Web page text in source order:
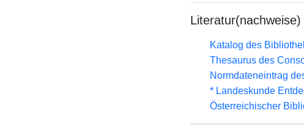
Literatur(nachweise)
Katalog des
Thesaurus des
Normdateneintrag
* Landeskunde
Österreichischer